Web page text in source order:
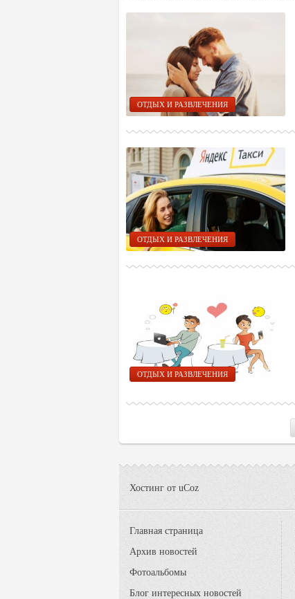
ОТДЫХ И РАЗВЛЕЧЕНИЯ
ОТДЫХ И РАЗВЛЕЧЕНИЯ
ОТДЫХ И РАЗВЛЕЧЕНИЯ
Хостинг от uCoz
Главная страница
Архив новостей
Фотоальбомы
Блог интересных новостей